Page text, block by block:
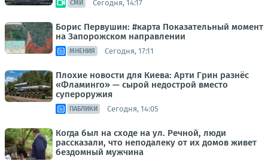
СМИ Сегодня, 14:17
Борис Первушин: #карта Показательный момент
на Запорожском направлении
МНЕНИЯ Сегодня, 17:11
Плохие новости для Киева: Арти Грин разнёс
«Фламинго» — сырой недострой вместо
супероружия
ПАБЛИКИ Сегодня, 14:05
Когда был на сходе на ул. Речной, люди
рассказали, что неподалеку от их домов живет
бездомный мужчина